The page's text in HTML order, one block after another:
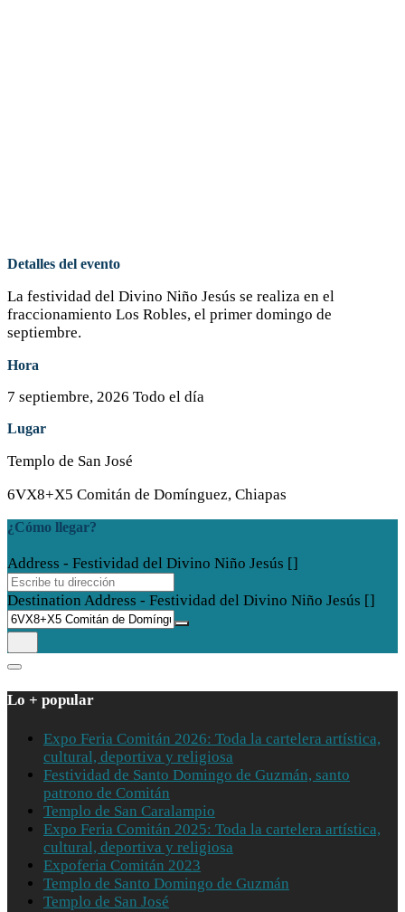
Detalles del evento
La festividad del Divino Niño Jesús se realiza en el
fraccionamiento Los Robles, el primer domingo de
septiembre.
Hora
7 septiembre, 2026 Todo el día
Lugar
Templo de San José
6VX8+X5 Comitán de Domínguez, Chiapas
¿Cómo llegar?
Address - Festividad del Divino Niño Jesús []
Destination Address - Festividad del Divino Niño Jesús []
Lo + popular
Expo Feria Comitán 2026: Toda la cartelera artística,
cultural, deportiva y religiosa
Festividad de Santo Domingo de Guzmán, santo
patrono de Comitán
Templo de San Caralampio
Expo Feria Comitán 2025: Toda la cartelera artística,
cultural, deportiva y religiosa
Expoferia Comitán 2023
Templo de Santo Domingo de Guzmán
Templo de San José